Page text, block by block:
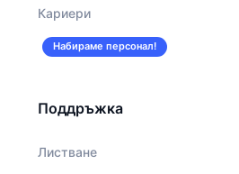
Кариери
Набираме персонал!
Поддръжка
Листване